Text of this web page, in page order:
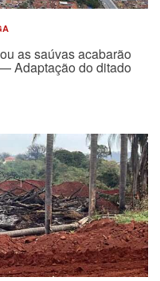
as saúvas acabarão
Adaptação do ditado